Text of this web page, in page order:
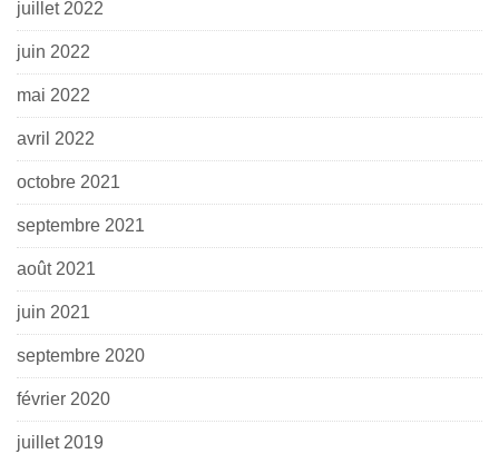
juillet 2022
juin 2022
mai 2022
avril 2022
octobre 2021
septembre 2021
août 2021
juin 2021
septembre 2020
février 2020
juillet 2019